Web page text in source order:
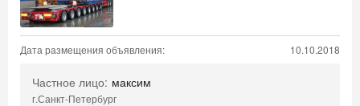
Дата размещения объявления: 10.10.2018
Частное лицо: максим
г.Санкт-Петербург